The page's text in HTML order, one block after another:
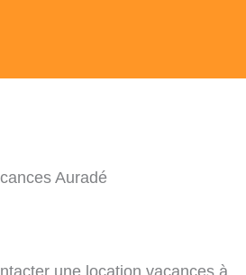
Auradé
une location vacances à